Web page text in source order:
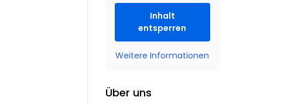
Inhalt
entsperren
Weitere Informationen
Über uns